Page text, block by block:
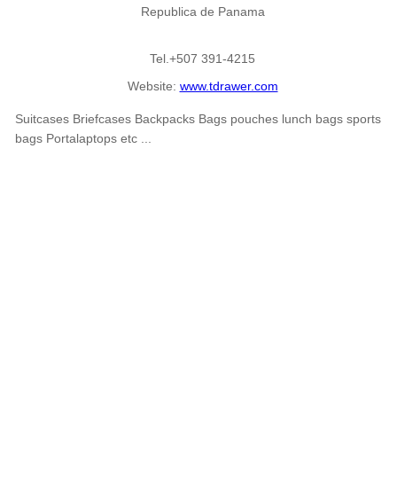
Republica de Panama
Tel.+507 391-4215
Website: www.tdrawer.com
Suitcases Briefcases Backpacks Bags pouches lunch bags sports
bags Portalaptops etc ...